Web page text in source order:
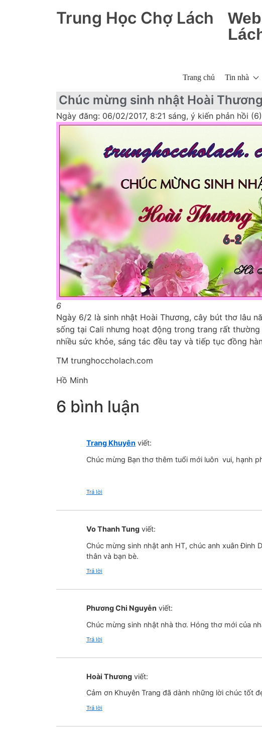
Trung Học Chợ Lách
Trang chủ Tin nhà
Chúc mừng sinh nhật Hoài Thương
Ngày đăng: 06/02/2017, 8:21 sáng, ý kiến phản hồi (6)
6
Ngày 6/2 là sinh nhật Hoài Thương, cây bút thơ lâu
sống tại Cali nhưng hoạt động trong trang rất
nhiều sức khỏe, sáng tác đều tay và tiếp tục đồng
TM trunghoccholach.com
Hồ Minh
6 bình luận
Trang Khuyên viết:
Chúc mừng Bạn thơ thêm tuổi mới luôn vui, hạnh
Trả lời
Vo Thanh Tung viết:
Chúc mừng sinh nhật anh HT, chúc anh xuân Đinh
thân và bạn bè.
Trả lời
Phương Chi Nguyễn viết:
Chúc mừng sinh nhật nhà thơ. Hóng thơ mới của
Trả lời
Hoài Thương viết:
Cảm ơn Khuyên Trang đã dành những lời chúc tốt
Trả lời